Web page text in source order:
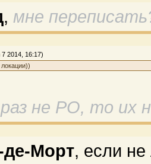
, мне
2014, 16:17)
локации))
не РО, то их
Морт, если не